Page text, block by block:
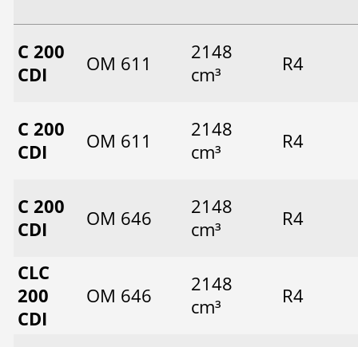
C 200
CDI
OM 611
2148
cm³
R4
C 200
CDI
OM 611
2148
cm³
R4
C 200
CDI
OM 646
2148
cm³
R4
CLC
200
CDI
OM 646
2148
cm³
R4